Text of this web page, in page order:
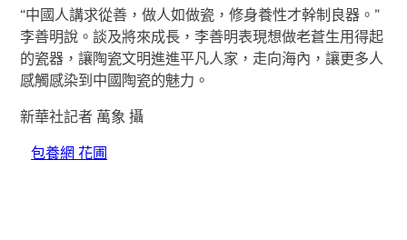
“中國人講求從善，做人如做瓷，修身養性才幹制良器。”
李善明說。談及將來成長，李善明表現想做老蒼生用得起
的瓷器，讓陶瓷文明進進平凡人家，走向海內，讓更多人
感觸感染到中國陶瓷的魅力。
新華社記者 萬象 攝
包養網 花圃